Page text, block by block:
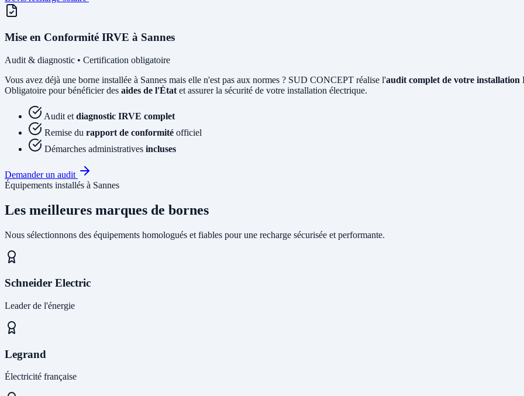
Mise en Conformité IRVE à Sannes
Audit & diagnostic • Certification obligatoire
Vous avez déjà une borne installée à Sannes mais elle n'est pas aux normes ? SUD CONCEPT réalise l'audit complet de votre installation
Obligatoire pour bénéficier des aides de l'État et assurer la sécurité de votre installation électrique.
Audit et diagnostic IRVE complet
Remise du rapport de conformité officiel
Démarches administratives incluses
Demander un audit
Équipements installés à Sannes
Les meilleures marques de bornes
Nous sélectionnons des équipements homologués et fiables pour une recharge sécurisée et performante.
Schneider Electric
Leader de l'énergie
Legrand
Électricité française